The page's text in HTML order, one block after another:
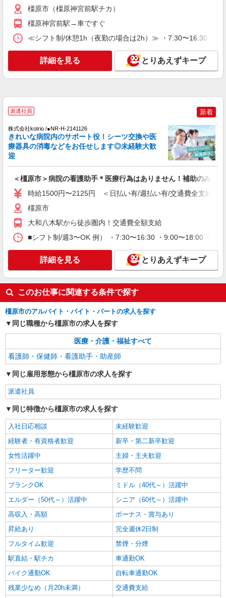
派遣社員
株式会社kotrio /●NR-H-2158853
ムの戦力になれる
時給1500円〜2125円 ＜日払い有/週払い有/交
通費全支給(ガソリン代含む)＞
キープ 詳細を見る
株式会社kotrio /●NR-H-2159003
NEW
橿原市＊病院の看護助手＊16時帰宅もOK！
残業なし◎
時給1500円〜2125円 ＜日払い有/週払い有/交
通費全支給(ガソリン代含む)＞
株式会社ルフト・メディカルケア 堺オフィス（奈良サテライト）
病棟サポーター （総合病院内での軽作業スタ
ッフ／介護業務なし）
効率良くお仕事したい方必見！
奈良県橿原市の大学病院
キープ
アスケア訪問入浴 橿原
看護師（訪問入浴）
時給1695円〜1745円 ※経験・能力による
町132-14
キープ 詳細を見る
正社員
アスケア訪問入浴 橿原
看護師（訪問入浴）
月給258,000円〜274,000円（地域による） 別
途交通費支給（30000円上限/月） 別途残業手当
（月平均残業時間20時間）残業代全額支給
アスケア訪問入浴 橿原 奈良県橿原市中曽司
町132-14
詳細を見る
橿原市（橿原神宮前駅チカ）
橿原神宮前駅→車ですぐ
≪シフト制/休憩1h（夜勤の場合は2h）≫ ・7:30〜16:30 ・
詳細を見る とりあえずキープ
派遣社員 新着
株式会社kotrio /●NR-H-2141126
きれいな病院内のサポート役！シーツ交換や医
療器具の消毒などをお任せします◎未経験大歓
迎
＜橿原市＞病院の看護助手＊医療行為はありません！補助のみ！
時給1500円〜2125円 ＜日払い有/週払い有/交通費全支給(ガ
橿原市
大和八木駅から徒歩圏内！交通費全額支給
■シフト制/週3〜OK 例） ・7:30〜16:30 ・9:00〜18:00 ・夜
詳細を見る とりあえずキープ
このお仕事に関連する条件で探す
橿原市のアルバイト・バイト・パートの求人を探す
同じ職種から橿原市の求人を探す
医療・介護・福祉すべて
看護師・保健師・看護助手・助産師
同じ雇用形態から橿原市の求人を探す
派遣社員
同じ特徴から橿原市の求人を探す
入社日応相談
未経験歓迎
経験者・有資格者歓迎
新卒・第二新卒歓迎
女性活躍中
主婦・主夫歓迎
フリーター歓迎
学歴不問
ブランクOK
ミドル（40代～）活躍中
エルダー（50代～）活躍中
シニア（60代～）活躍中
高収入・高額
ボーナス・賞与あり
昇給あり
完全週休2日制
フルタイム歓迎
禁煙・分煙
駅直結・駅チカ
車通勤OK
バイク通勤OK
自転車通勤OK
残業少なめ（月20h未満）
交通費支給